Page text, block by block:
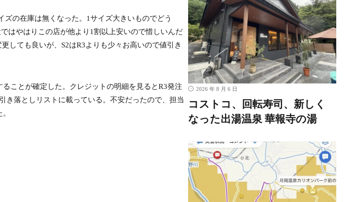
の在庫は無くなった。1サイズ大きいものでどう
はやはりこの店が他より1割以上安いので惜しいんだ
しても良いが、S2はR3よりも少々お高いので値引き
ことが確定した。クレジットの明細を見るとR3発注
き落としリストに載っている。不安だったので、担当
2026 年 8 月 6 日
コストコ、回転寿司、新しく
なった出湯温泉 華報寺の湯